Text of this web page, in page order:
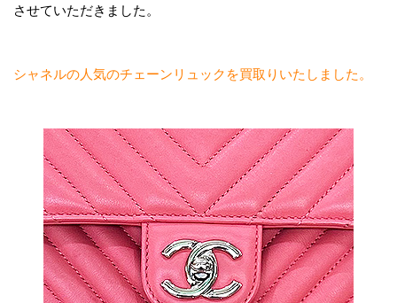
させていただきました。
シャネルの人気のチェーンリュックを買取りいたしました。